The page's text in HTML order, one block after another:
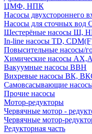
ЦМФ, НПК
Насосы двухстороннего
Насосы для сточных
Шестерёные насосы Ш,
In-line насосы TD,
Повысительные насосы/
Химические насосы
Вакуумные насосы ВВН
Вихревые насосы ВК,
Самовсасывающие
Прочие насосы
Мотор-редукторы
Червячные мотор -
Червячные мотор-
Редукторная часть